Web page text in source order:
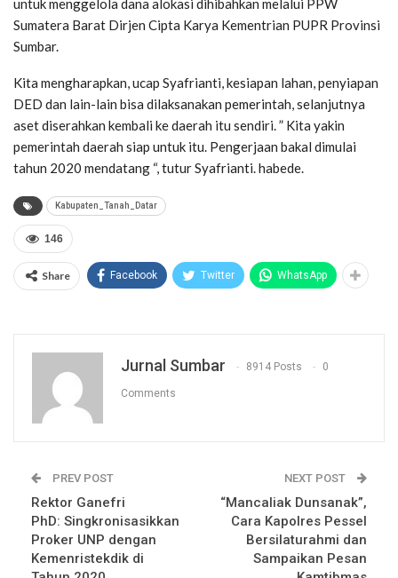
Sumatera Barat Dirjen Cipta Karya Kementrian PUPR Provinsi
Sumbar.
Kita mengharapkan, ucap Syafrianti, kesiapan lahan, penyiapan
DED dan lain-lain bisa dilaksanakan pemerintah, selanjutnya
aset diserahkan kembali ke daerah itu sendiri. ” Kita yakin
pemerintah daerah siap untuk itu. Pengerjaan bakal dimulai
tahun 2020 mendatang “, tutur Syafrianti. habede.
Kabupaten_Tanah_Datar
146
Share Facebook Twitter WhatsApp
Jurnal Sumbar 8914 Posts 0
Comments
PREV POST
Rektor Ganefri
PhD: Singkronisasikkan
Proker UNP dengan
Kemenristekdik di
NEXT POST
“Mancaliak Dunsanak”,
Cara Kapolres Pessel
Bersilaturahmi dan
Sampaikan Pesan